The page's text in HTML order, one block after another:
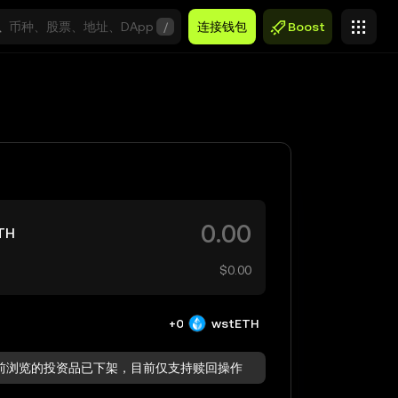
/ 连接钱包 Boost
$0.00
+0 wstETH
浏览的投资品已下架，目前仅支持赎回操作